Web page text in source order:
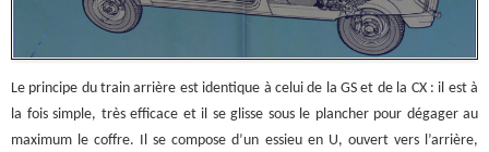
Le principe du train arrière est identique à celui de la GS et de la CX : il est à
la fois simple, très efficace et il se glisse sous le plancher pour dégager au
maximum le coffre. Il se compose d’un essieu en U, ouvert vers l’arrière,